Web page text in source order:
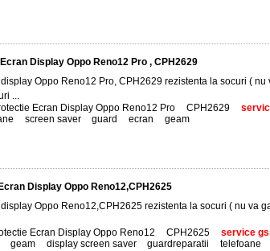
Display Oppo Reno12 Pro , CPH2629
Oppo Reno12 Pro, CPH2629 rezistenta la socuri ( nu
...
Ecran Display Oppo Reno12 Pro CPH2629
screen saver, guard ecran geam
Display Oppo Reno12,CPH2625
Oppo Reno12,CPH2625 rezistenta la socuri ( nu va
Ecran Display Oppo Reno12 CPH2625
service
geam display screen saver, guardreparatii telefoane